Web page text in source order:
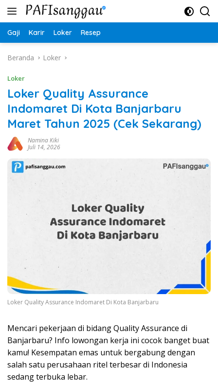
Langsung
Gaji Karir Loker Resep
Beranda Loker
Loker
Loker Quality Assurance
Indomaret Di Kota Banjarbaru
Maret Tahun 2025 (Cek Sekarang)
Namina Kiki
Juli 14, 2026
Loker Quality Assurance Indomaret Di Kota Banjarbaru
Mencari pekerjaan di bidang Quality Assurance di
Banjarbaru? Info lowongan kerja ini cocok banget buat
kamu! Kesempatan emas untuk bergabung dengan
salah satu perusahaan ritel terbesar di Indonesia
sedang terbuka lebar.